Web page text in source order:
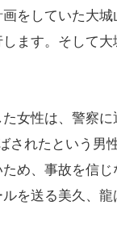
をしていた大
ます。そして
女性は、警察
されたという男
め、事故を信じ
を送る美久、龍